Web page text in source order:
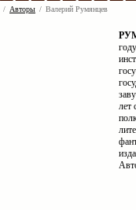
/ Авторы / Валерий Румянцев
лет